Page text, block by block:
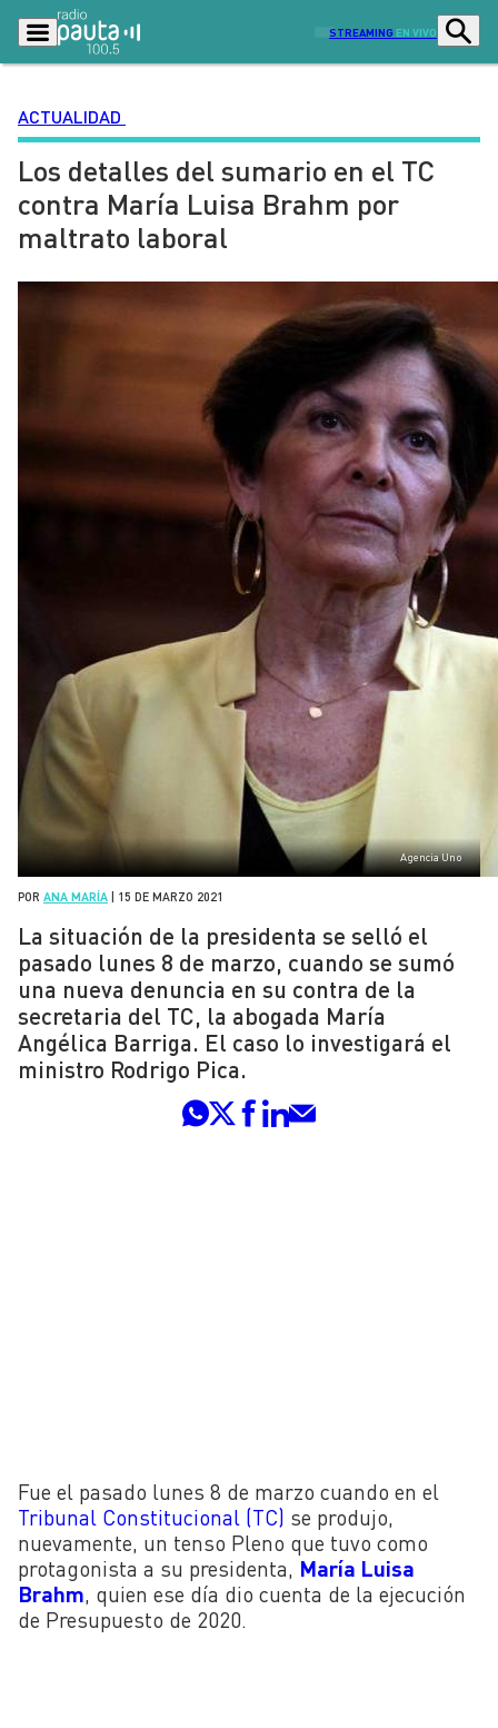
STREAMING EN VIVO
Podcasts Programas
Lo Último Actualidad
Ciudad
Sostenibilidad
Deportes
Entretención y Cultura Opinión
Señal 2
Contenido Patrocinado
ACTUALIDAD
Los detalles del sumario en el TC
contra María Luisa Brahm por
maltrato laboral
Agencia Uno
POR ANA MARÍA 15 DE MARZO 2021
La situación de la presidenta se selló el
pasado lunes 8 de marzo, cuando se sumó
una nueva denuncia en su contra de la
secretaria del TC, la abogada María
Angélica Barriga. El caso lo investigará el
ministro Rodrigo Pica.
Fue el pasado lunes 8 de marzo cuando en el
Tribunal Constitucional (TC) se produjo,
nuevamente, un tenso Pleno que tuvo como
protagonista a su presidenta, María Luisa
Brahm , quien ese día dio cuenta de la ejecución
de Presupuesto de 2020.